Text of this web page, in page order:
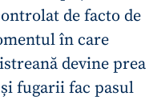
de facto de
în care
devine prea
fugarii fac pasul